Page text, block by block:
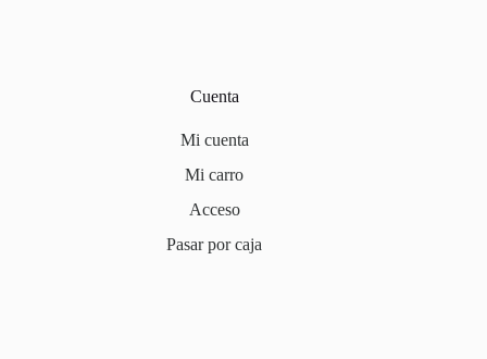
Cuenta
Mi cuenta
Mi carro
Acceso
Pasar por caja